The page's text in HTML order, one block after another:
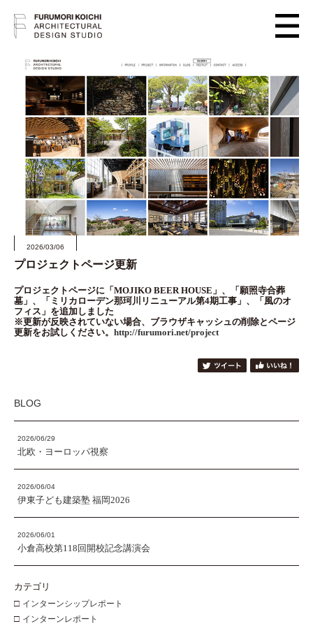
2026/03/06
プロジェクトページ更新
プロジェクトページに「MOJIKO BEER HOUSE」、「願照寺合葬
墓」、「ミリカローデン那珂川リニューアル第4期工事」、「風のオ
フィス」を追加しました
※更新が反映されていない場合、ブラウザキャッシュの削除とページ
更新をお試しください。 http://furumori.net/project
BLOG
2026/06/29
北欧・ヨーロッパ視察
2026/06/04
伊東子ども建築塾 福岡2026
2026/06/01
小倉高校第118回開校記念講演会
カテゴリ
□ インターンシップレポート
□ インターンレポート